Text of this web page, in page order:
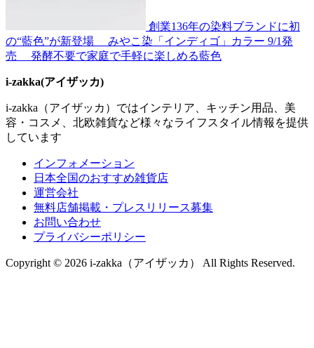
創業136年の染料ブランドに初
の“藍色”が新登場 みやこ染「インディゴ」カラー 9/1発
売 発酵不要で家庭で手軽に楽しめる藍色
i-zakka(アイザッカ)
i-zakka（アイザッカ）ではインテリア、キッチン用品、美
容・コスメ、北欧雑貨など様々なライフスタイル情報を提供
しています
インフォメーション
日本全国のおすすめ雑貨店
運営会社
無料店舗掲載・プレスリリース募集
お問い合わせ
プライバシーポリシー
Copyright © 2026 i-zakka（アイザッカ） All Rights Reserved.